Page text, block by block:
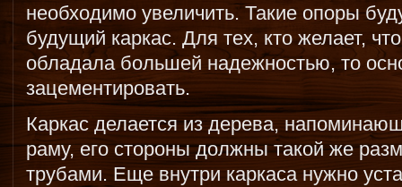
необходимо увеличить. Такие опоры
будущий каркас. Для тех, кто желает,
обладала большей надежностью, то
зацементировать.
Каркас делается из дерева,
раму, его стороны должны такой же
трубами. Еще внутри каркаса нужно